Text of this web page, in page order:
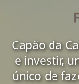
Capão da
e investir,
único de